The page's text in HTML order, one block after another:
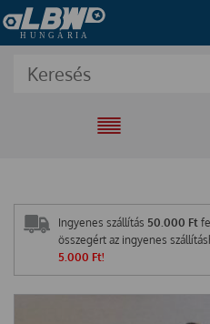
EGYÜTT A
Ingyenes szállítás 50.000 Ft
összegért az ingyenes
5.000 Ft!